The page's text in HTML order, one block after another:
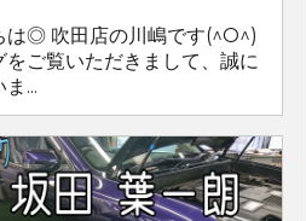
は◎ 吹田店の川嶋です(^O^)
をご覧いただきまして、誠に
...